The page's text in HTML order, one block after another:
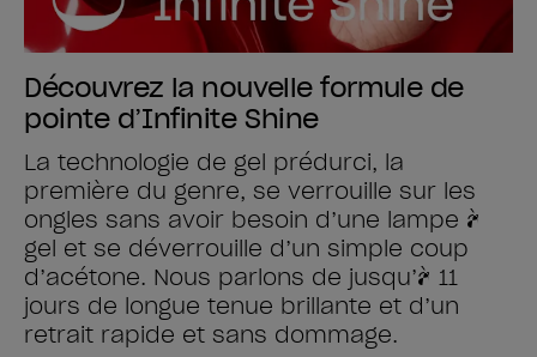
Découvrez la nouvelle formule de
pointe d’Infinite Shine
La technologie de gel prédurci, la
première du genre, se verrouille sur les
ongles sans avoir besoin d’une lampe à
gel et se déverrouille d’un simple coup
d’acétone. Nous parlons de jusqu’à 11
jours de longue tenue brillante et d’un
retrait rapide et sans dommage.